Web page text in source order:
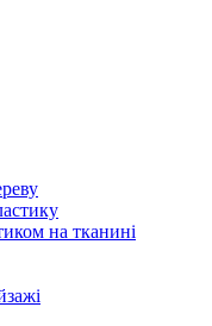
на тканині